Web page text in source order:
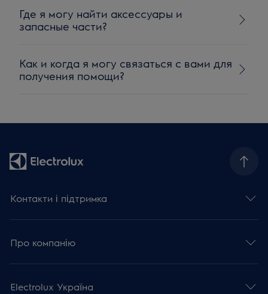
Где я могу найти аксессуары и
запасные части?
Как и когда я могу связаться с вами для
получения помощи?
Контакти і підтримка
Про компанію
Electrolux Україна